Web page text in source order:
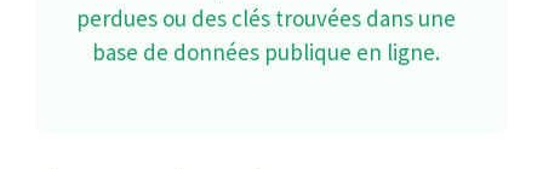
perdues ou des clés trouvées dans une
base de données publique en ligne.